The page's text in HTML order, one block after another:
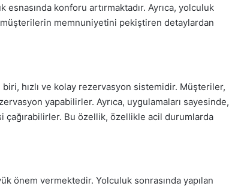
konforu artırmaktadır. Ayrıca, yolculuk
müşterilerin memnuniyetini pekiştiren detaylardan
biri, hızlı ve kolay rezervasyon sistemidir. Müşteriler,
yapabilirler. Ayrıca, uygulamaları sayesinde,
çağırabilirler. Bu özellik, özellikle acil durumlarda
önem vermektedir. Yolculuk sonrasında yapılan